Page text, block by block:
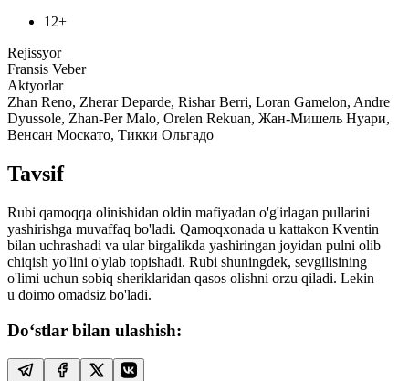
12+
Rejissyor
Fransis Veber
Aktyorlar
Zhan Reno, Zherar Deparde, Rishar Berri, Loran Gamelon, Andre
Dyussole, Zhan-Per Malo, Orelen Rekuan, Жан-Мишель Нуари,
Венсан Москато, Тикки Ольгадо
Tavsif
Rubi qamoqqa olinishidan oldin mafiyadan o'g'irlagan pullarini
yashirishga muvaffaq bo'ladi. Qamoqxonada u kattakon Kventin
bilan uchrashadi va ular birgalikda yashiringan joyidan pulni olib
chiqish yo'lini o'ylab topishadi. Rubi shuningdek, sevgilisining
o'limi uchun sobiq sheriklaridan qasos olishni orzu qiladi. Lekin
u doimo omadsiz bo'ladi.
Do‘stlar bilan ulashish: